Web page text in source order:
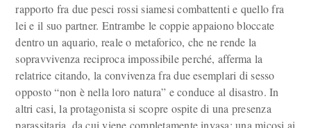
rapporto fra due pesci rossi siamesi combattenti e quello fra
lei e il suo partner. Entrambe le coppie appaiono bloccate
dentro un aquario, reale o metaforico, che ne rende la
sopravvivenza reciproca impossibile perché, afferma la
relatrice citando, la convivenza fra due esemplari di sesso
opposto “non è nella loro natura” e conduce al disastro. In
altri casi, la protagonista si scopre ospite di una presenza
parassitaria, da cui viene completamente invasa: una micosi ai